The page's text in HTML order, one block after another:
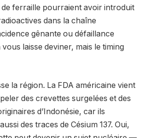
ferraille pourraient avoir introduit
dans la chaîne
gênante ou défaillance
laisse deviner, mais le timing
la région. La FDA américaine vient
des crevettes surgelées et des
d’Indonésie, car ils
des traces de Césium 137. Oui,